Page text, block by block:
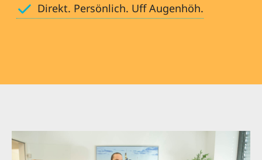
Direkt. Persönlich. Uff Augenhöh.